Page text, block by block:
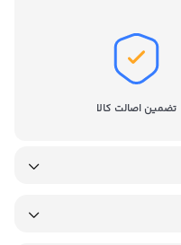
تضمین اصالت کالا